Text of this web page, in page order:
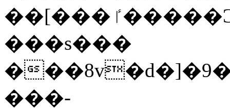
��[���ٵ�����Ͻ���������x�ս��Apq�����޻�V����O�cp����ٝy{����:�k�ןNݯOOCyx6���&���?
���s���
�
���-